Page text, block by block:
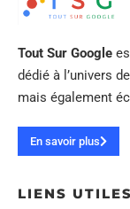
Tout Sur Google
dédié à l’univers
mais également
En savoir plus
LIENS UTILES